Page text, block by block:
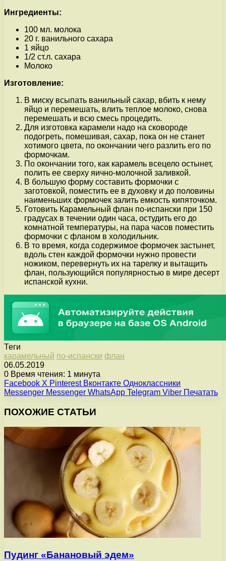
Ингредиенты:
100 мл. молока
20 г. ванильного сахара
1 яйцо
1/2 ст.л. сахара
Молоко
Изготовление:
В миску всыпать ванильный сахар, вбить к нему
яйцо и перемешать, влить теплое молоко, снова
перемешать и всю смесь процедить.
Для изготовка карамели надо на сковороде
подогреть, помешивая, сахар, пока он не станет
хотимого цвета, по окончании чего разлить его по
формочкам.
По окончании того, как карамель всецело остынет,
полить ее сверху яично-молочной заливкой.
В большую форму составить формочки с
заготовкой, поместить ее в духовку и до половины
наименьших формочек залить емкость кипяточком.
Готовить Карамельный флан по-испански при 150
градусах в течении один часа, остудить его до
комнатной температуры, на пара часов поместить
формочки с фланом в холодильник.
В то время, когда содержимое формочек застынет,
вдоль стен каждой формочки нужно провести
ножиком, перевернуть их на тарелку и вытащить
флан, пользующийся популярностью в мире десерт
испанской кухни.
Теги
карамельный по-испански флан
06.05.2019
0 Время чтения: 1 минута
Facebook X Pinterest Вконтакте Одноклассники
Messenger Messenger WhatsApp Telegram Viber Печатать
ПОХОЖИЕ СТАТЬИ
Пудинг «Банановый эдем»